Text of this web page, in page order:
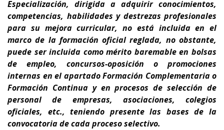
Especialización, dirigida a adquirir conocimientos,
competencias, habilidades y destrezas profesionales
para sumejora curricular, no está incluida en el
marco de la formación oficial reglada, no obstante,
puede ser incluida como mérito baremable en bolsas
de empleo, concursos-oposición o promociones
internas en el apartado Formación Complementaria o
Formación Continua y en procesos de selección de
personal de empresas, asociaciones, colegios
oficiales, etc., teniendo presentelas bases de la
convocatoria de cada proceso selectivo.